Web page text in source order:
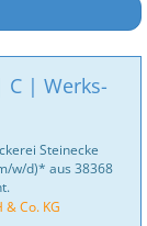
C | Werks-
Steinecke
w/d)* aus 38368
Co. KG